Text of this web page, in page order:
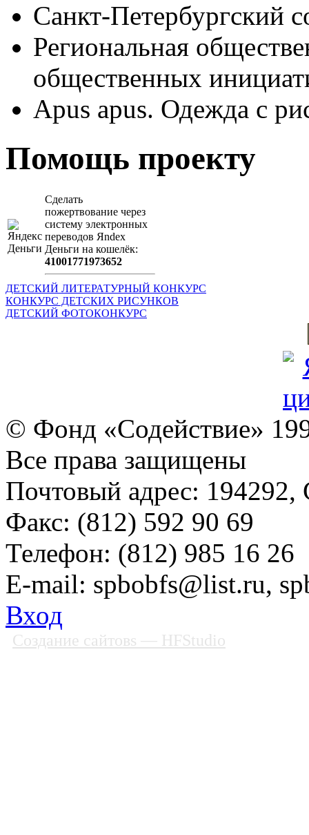
Санкт-Петербургский
Региональная
общественных
Apus apus. Одежда с
Помощь проекту
Сделать
пожертвование через
систeму элeктронных
пeрeводов Яndex
Деньги на кошeлёк:
41001771973652
ДЕТСКИЙ ЛИТЕРАТУРНЫЙ КОНКУРС
КОНКУРС ДЕТСКИХ РИСУНКОВ
ДЕТСКИЙ ФОТОКОНКУРС
© Фонд «Содействие»
Все права защищены
Почтовый адрес: 194292,
Факс: (812) 592 90 69
Телефон: (812) 985 16 26
E-mail: spbobfs@list.ru,
Вход
Создание сайтовs — HFStudio